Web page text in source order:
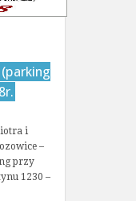
i
–
przy
1230 –